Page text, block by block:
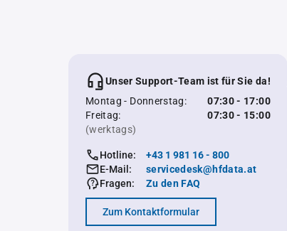
Unser Support-Team ist für Sie da!
Montag - Donnerstag:
07:30 - 17:00
Freitag:
07:30 - 15:00
(werktags)
Hotline:
+43 1 981 16 - 800
E-Mail:
servicedesk@hfdata.at
Fragen:
Zu den FAQ
Zum Kontaktformular